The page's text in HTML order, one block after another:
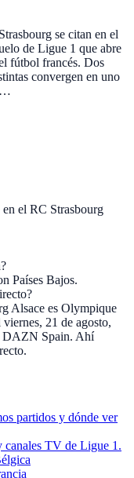
se citan en el
de Ligue 1 que abre
fútbol francés. Dos
convergen en uno
el RC Strasbourg
Países Bajos.
Alsace es Olympique
21 de agosto,
DAZN Spain. Ahí
partidos y dónde ver
canales TV de Ligue 1.